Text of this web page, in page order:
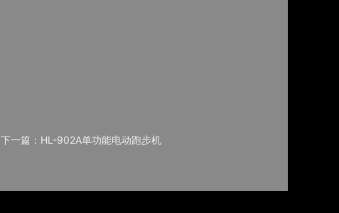
下一篇：HL-902A单功能电动跑步机